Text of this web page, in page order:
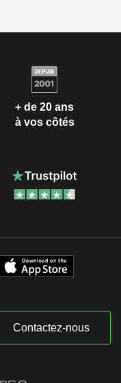
+ de 20 ans
à vos côtés
Contactez-nous